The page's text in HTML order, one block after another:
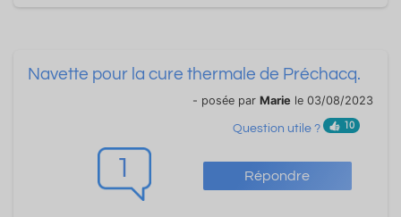
1 Répondre
Navette pour la cure thermale de Préchacq.
- posée par Marie le 03/08/2023
Question utile ? 10